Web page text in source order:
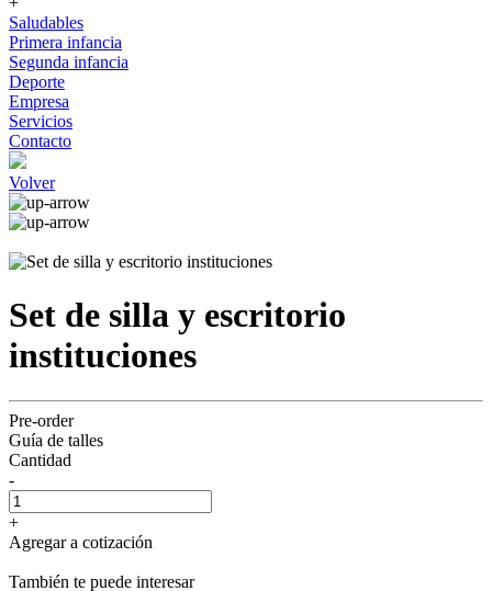
Saludables
Primera infancia
Segunda infancia
Deporte
Empresa
Servicios
Contacto
Volver
Set de silla y escritorio
instituciones
Pre-order
Guía de talles
Cantidad
-
+
Agregar a cotización
También te puede interesar